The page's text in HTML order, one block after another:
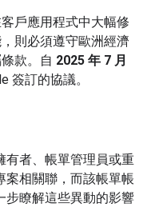
戶應用程式中大幅修
則必須遵守歐洲經濟
款。自 2025 年 7 月
簽訂的協議。
有者、帳單管理員或重
案相關聯，而該帳單帳
步瞭解這些異動的影響